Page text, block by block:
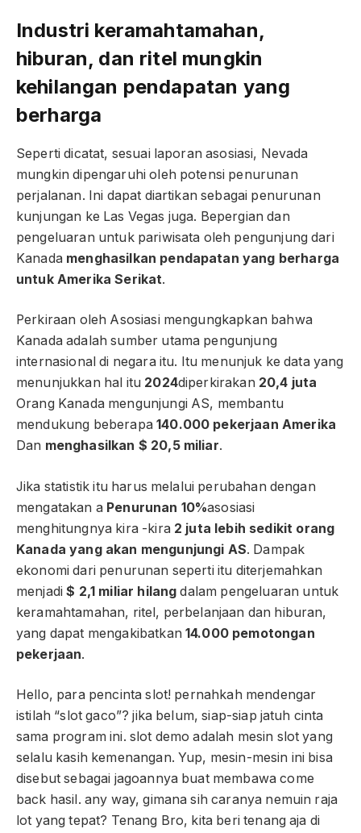
Industri keramahtamahan,
hiburan, dan ritel mungkin
kehilangan pendapatan yang
berharga
Seperti dicatat, sesuai laporan asosiasi, Nevada
mungkin dipengaruhi oleh potensi penurunan
perjalanan. Ini dapat diartikan sebagai penurunan
kunjungan ke Las Vegas juga. Bepergian dan
pengeluaran untuk pariwisata oleh pengunjung dari
Kanada menghasilkan pendapatan yang berharga
untuk Amerika Serikat.
Perkiraan oleh Asosiasi mengungkapkan bahwa
Kanada adalah sumber utama pengunjung
internasional di negara itu. Itu menunjuk ke data yang
menunjukkan hal itu 2024diperkirakan 20,4 juta
Orang Kanada mengunjungi AS, membantu
mendukung beberapa140.000 pekerjaan Amerika
Dan menghasilkan $ 20,5 miliar.
Jika statistik itu harus melalui perubahan dengan
mengatakan a Penurunan 10%asosiasi
menghitungnya kira -kira 2 juta lebih sedikit orang
Kanada yang akan mengunjungi AS. Dampak
ekonomi dari penurunan seperti itu diterjemahkan
menjadi$ 2,1 miliar hilang dalam pengeluaran untuk
keramahtamahan, ritel, perbelanjaan dan hiburan,
yang dapat mengakibatkan 14.000 pemotongan
pekerjaan.
Hello, para pencinta slot! pernahkah mendengar
istilah “slot gaco”? jika belum, siap-siap jatuh cinta
sama program ini. slot demo adalah mesin slot yang
selalu kasih kemenangan. Yup, mesin-mesin ini bisa
disebut sebagai jagoannya buat membawa come
back hasil. any way, gimana sih caranya nemuin raja
lot yang tepat? Tenang Bro, kita beri tenang aja di